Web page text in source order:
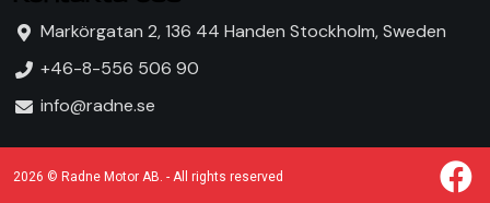
Markörgatan 2, 136 44 Handen Stockholm, Sweden
+46-8-556 506 90
info@radne.se
2026 © Radne Motor AB. - All rights reserved